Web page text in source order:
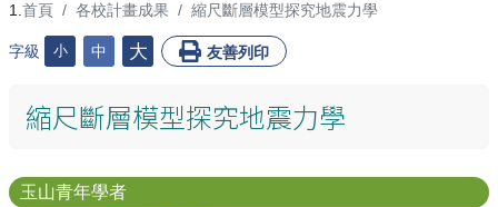
::: 首頁 各校計畫成果 縮尺斷層模型探究地震力學
字級 小 中 大 友善列印
縮尺斷層模型探究地震力學
玉山青年學者